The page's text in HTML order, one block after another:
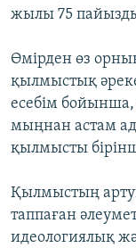
жылы 75
Өмірден өз
қылмыстық
есебім
мыңнан астам
қылмысты
Қылмыстың
таппаған
идеологиялық